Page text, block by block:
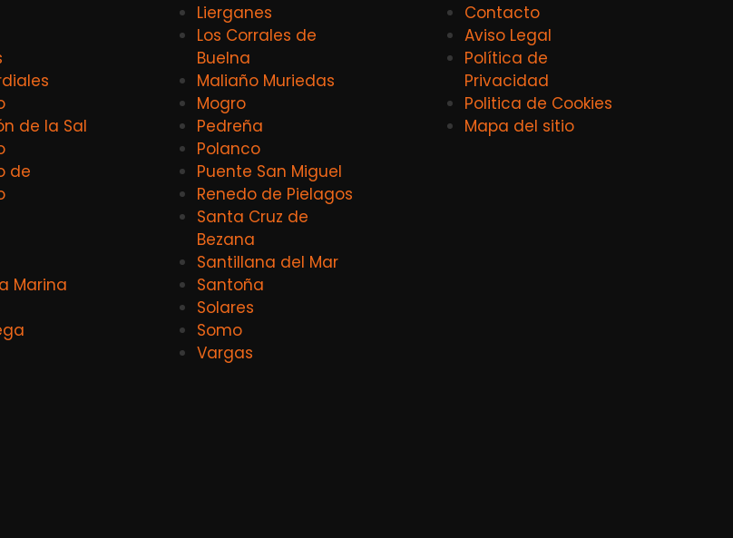
de la Sal
de
Marina
Lierganes
Los Corrales de
Buelna
Maliaño Muriedas
Mogro
Pedreña
Polanco
Puente San Miguel
Renedo de Pielagos
Santa Cruz de
Bezana
Santillana del Mar
Santoña
Solares
Somo
Vargas
Contacto
Aviso Legal
Política de
Privacidad
Politica de Cookies
Mapa del sitio